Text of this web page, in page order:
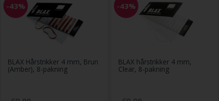
-43%
BLAX Hårstrikker 4 mm, Brun
(Amber), 8-pakning
-43%
BLAX hårstrikker 4 mm,
Clear, 8-pakning